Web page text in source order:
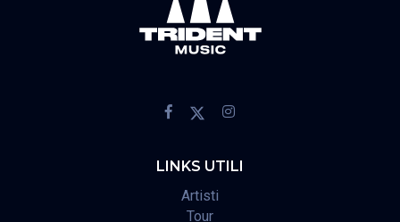
LINKS UTILI
Artisti
Tour